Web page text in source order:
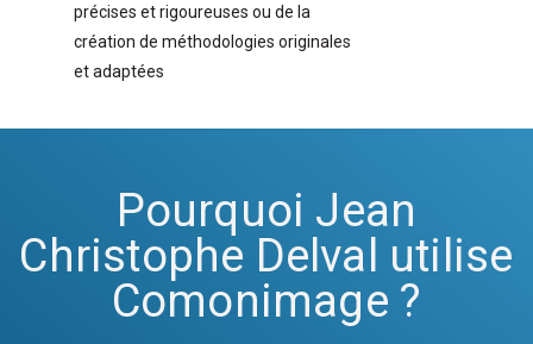
précises et rigoureuses ou de la
création de méthodologies originales
et adaptées
Pourquoi Jean
Christophe Delval utilise
Comonimage ?